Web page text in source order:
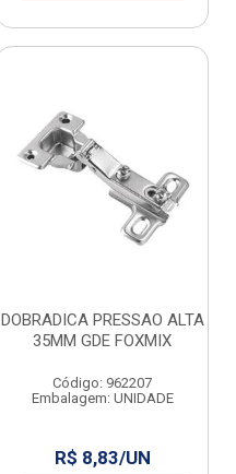
DOBRADICA PRESSAO ALTA
35MM GDE FOXMIX
Código: 962207
Embalagem: UNIDADE
R$ 8,83/UN